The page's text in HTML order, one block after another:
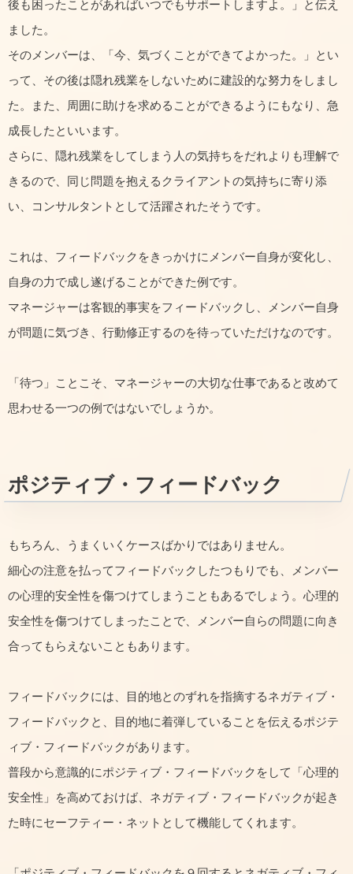
後も困ったことがあればいつでもサポートしますよ。」と伝え
ました。
そのメンバーは、「今、気づくことができてよかった。」とい
って、その後は隠れ残業をしないために建設的な努力をしまし
た。また、周囲に助けを求めることができるようにもなり、急
成長したといいます。
さらに、隠れ残業をしてしまう人の気持ちをだれよりも理解で
きるので、同じ問題を抱えるクライアントの気持ちに寄り添
い、コンサルタントとして活躍されたそうです。
これは、フィードバックをきっかけにメンバー自身が変化し、
自身の力で成し遂げることができた例です。
マネージャーは客観的事実をフィードバックし、メンバー自身
が問題に気づき、行動修正するのを待っていただけなのです。
「待つ」ことこそ、マネージャーの大切な仕事であると改めて
思わせる一つの例ではないでしょうか。
ポジティブ・フィードバック
もちろん、うまくいくケースばかりではありません。
細心の注意を払ってフィードバックしたつもりでも、メンバー
の心理的安全性を傷つけてしまうこともあるでしょう。心理的
安全性を傷つけてしまったことで、メンバー自らの問題に向き
合ってもらえないこともあります。
フィードバックには、目的地とのずれを指摘するネガティブ・
フィードバックと、目的地に着弾していることを伝えるポジテ
ィブ・フィードバックがあります。
普段から意識的にポジティブ・フィードバックをして「心理的
安全性」を高めておけば、ネガティブ・フィードバックが起き
た時にセーフティー・ネットとして機能してくれます。